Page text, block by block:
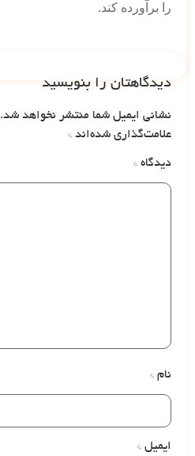
را برآورده کند.
دیدگاهتان را بنویسید
نشانی ایمیل شما منتشر نخواهد شد.
علامت‌گذاری شده‌اند *
دیدگاه *
نام *
ایمیل *